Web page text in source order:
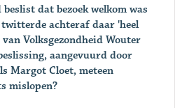
dat bezoek welkom was
achteraf daar 'heel
Volksgezondheid Wouter
aangevuurd door
Margot Cloet, meteen
mislopen?